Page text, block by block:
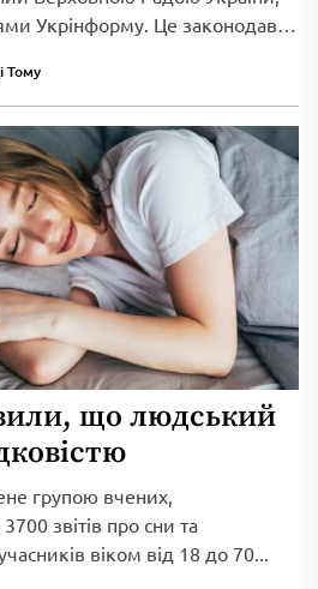
Укрінформу. Це законодавче
Тому
що людський
групою вчених,
звітів про сни та
віком від 18 до 70...